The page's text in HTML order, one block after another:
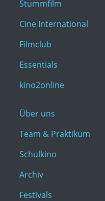
Stummfilm
Cine International
Filmclub
Essentials
kino2online
Über uns
Team & Praktikum
Schulkino
Archiv
Festivals